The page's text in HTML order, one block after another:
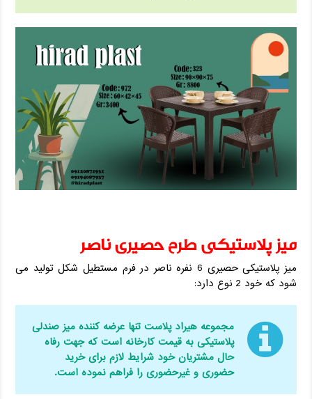
میز پلاستیکی طرح حصیری ناصر
میز پلاستیکی حصیری 6 نفره ناصر در فرم مستطیل شکل تولید می
شود که خود 2 نوع دارد:
مجموعه هیراد پلاست تنها عرضه کننده میز صندلی
پلاستیکی به قیمت کارخانه است که جهت رفاه
حال مشتریان خود شرایط لازم برای خرید
حضوری و غیرحضوری را فراهم نموده است.